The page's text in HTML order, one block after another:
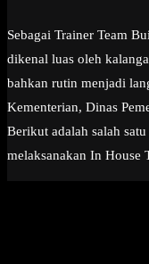
Sebagai Trainer Team
dikenal luas oleh
bahkan rutin menjadi
Kementerian, Dinas
Berikut adalah salah
melaksanakan In House